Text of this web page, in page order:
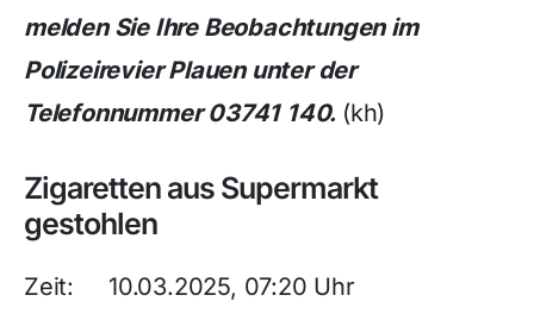
melden Sie Ihre Beobachtungen im
Polizeirevier Plauen unter der
Telefonnummer 03741 140. (kh)
Zigaretten aus Supermarkt
gestohlen
Zeit: 10.03.2025, 07:20 Uhr